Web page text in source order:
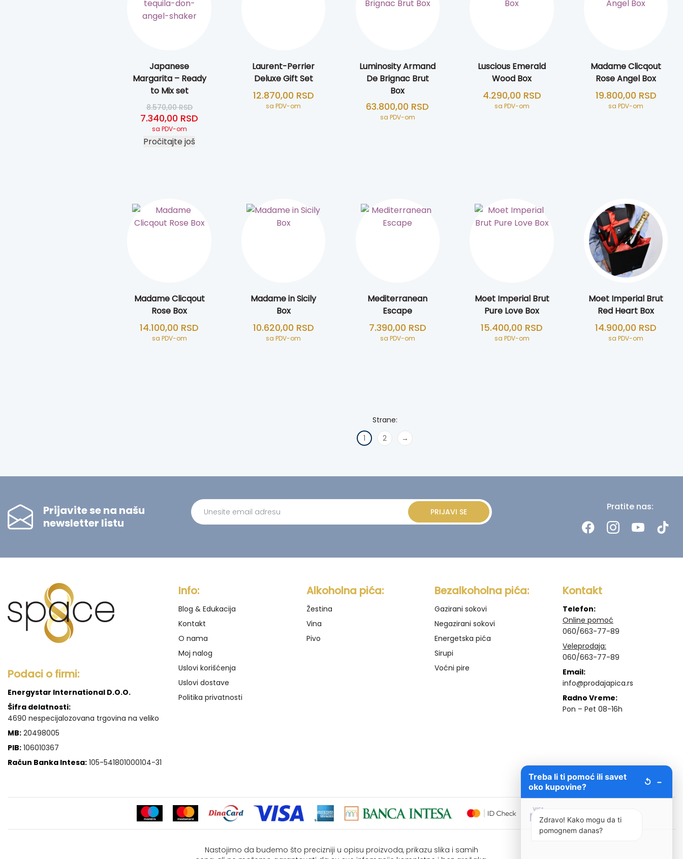
Japanese
Margarita – Ready
to Mix set
8.570,00RSD
Originalna cena je bila: 8.570,00 RSD.
7.340,00 RSD
sa PDV-om
Pročitajte još
Laurent-Perrier
Deluxe Gift Set
12.870,00 RSD
sa PDV-om
Luminosity Armand
De Brignac Brut
Box
63.800,00 RSD
sa PDV-om
Luscious Emerald
Wood Box
4.290,00 RSD
sa PDV-om
Madame Clicqout
Rose Angel Box
19.800,00 RSD
sa PDV-om
Madame Clicqout
Rose Box
14.100,00 RSD
sa PDV-om
Madame in Sicily
Box
10.620,00 RSD
sa PDV-om
Mediterranean
Escape
7.390,00 RSD
sa PDV-om
Moet Imperial Brut
Pure Love Box
15.400,00 RSD
sa PDV-om
Moet Imperial Brut
Red Heart Box
14.900,00 RSD
sa PDV-om
1 2 →
Prijavite se na našu
newsletter listu
PRIJAVI SE Pratite nas:
Podaci o firmi:
Energystar International D.O.O.
Šifra delatnosti:
4690 nespecijalozovana trgovina na veliko
MB: 20498005
PIB: 106010367
Račun Banka Intesa: 105-541801000104-31
Info:
Blog & Edukacija
Kontakt
O nama
Moj nalog
Uslovi korišćenja
Uslovi dostave
Politika privatnosti
Alkoholna pića:
Žestina
Vina
Pivo
Bezalkoholna pića:
Gazirani sokovi
Negazirani sokovi
Energetska pića
Sirupi
Voćni pire
Kontakt
Telefon:
Online pomoć
060/663-77-89
Veleprodaja:
060/663-77-89
Email:
info@prodajapica.rs
Radno Vreme:
Pon – Pet 08-16h
Nastojimo da budemo što precizniji u opisu proizvoda, prikazu slika i samih
Treba li ti pomoć ili savet
oko kupovine?
↺ −
Zdravo! Kako mogu da ti
pomognem danas?